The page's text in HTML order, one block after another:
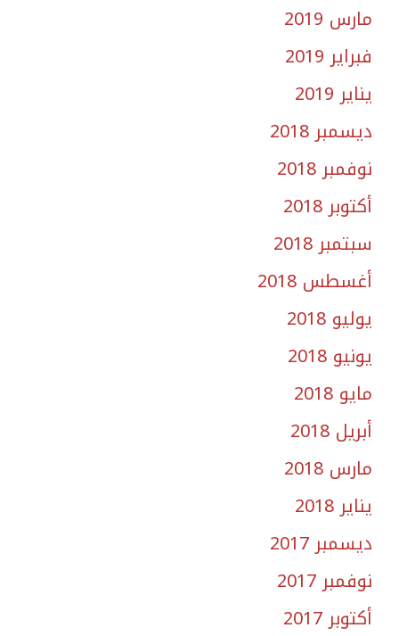
مارس 2019
فبراير 2019
يناير 2019
ديسمبر 2018
نوفمبر 2018
أكتوبر 2018
سبتمبر 2018
أغسطس 2018
يوليو 2018
يونيو 2018
مايو 2018
أبريل 2018
مارس 2018
يناير 2018
ديسمبر 2017
نوفمبر 2017
أكتوبر 2017